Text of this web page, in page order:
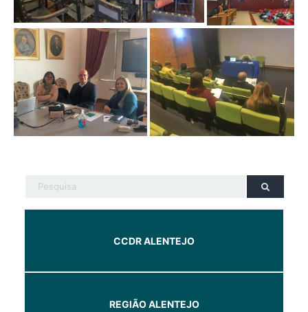
CCDR ALENTEJO
REGIÃO ALENTEJO